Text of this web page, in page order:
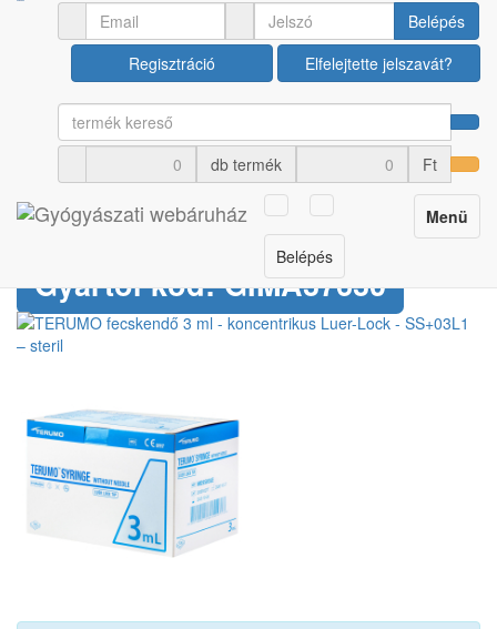
Belépés
Regisztráció
Elfelejtette jelszavát?
db termék Ft
Toggle
navigation
Menü
Belépés
Orvosi műszerek Egyszer használatos eszközök
TERUMO fecskendő 3 ml
- koncentrikus Luer-Lock -
SS+03L1 – steril
Cikkszám: U00036824
Gyártói kód: GIMA37630